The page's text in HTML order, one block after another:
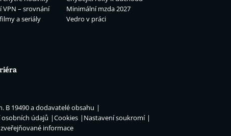
VPN – srovnání
a seriály
Minimální mzda 2027
Vedro v práci
B 19490 a dodavatelé obsahu
údajů Cookies
Nastavení soukromí
informace